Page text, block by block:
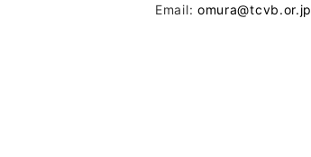
Email: omura@tcvb.or.jp